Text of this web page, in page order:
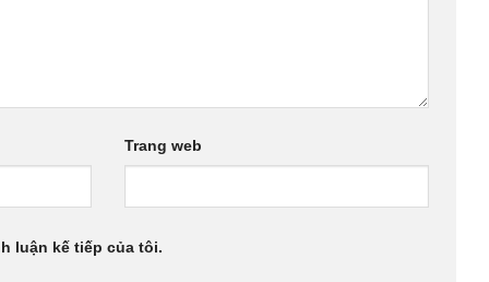
Trang web
luận kế tiếp của tôi.